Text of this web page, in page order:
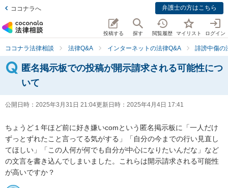
ココナラへ 弁護士の方はこちら
投稿する 探す 閲覧履歴 マイリスト ログイン
ココナラ法律相談 法律Q&A インターネットの法律Q&A 誹謗中傷の
匿名掲示板での投稿が開示請求される可能性につ
いて
公開日時： 2025年3月31日 21:04更新日時： 2025年4月4日 17:41
ちょうど１年ほど前に好き嫌いcomという匿名掲示板に「一人だけ
ずっとずれたこと言ってる気がする」「自分の今までの行い見直し
てほしい」「この人何が何でも自分が中心になりたいんだな」など
の文言を書き込んでしまいました。これらは開示請求される可能性
が高いですか？